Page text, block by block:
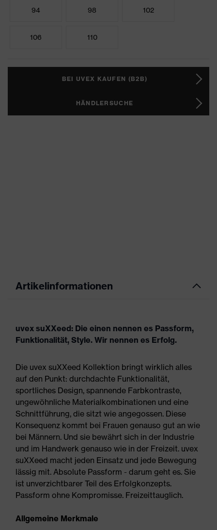
94 98 102
106 110
BEI UVEX KAUFEN (B2B)
HÄNDLERSUCHE
Artikelinformationen
uvex suXXeed: Die einen nennen es Passform,
Funktionalität, Style. Wir nennen es Erfolg.
Die uvex suXXeed Kollektion bringt wirklich alles
auf den Punkt: durchdachte Funktionalität,
sportliches Design, spannende Farbkontraste,
ungewöhnliche Materialkombinationen und eine
Schnittführung, die sitzt wie angegossen. Diese
Konsequenz kommt bei Frauen genauso gut an wie
bei Männern. Und sie bewährt sich in der Industrie
und im Handwerk genauso wie in der Freizeit. uvex
suXXeed macht jeden Einsatz und jede Bewegung
lässig mit. Absolute Passform - darum geht es. Sie
ist unverzichtbarer Teil des Erfolgkonzepts.
Passform ohne Kompromisse. Freizeittauglich.
Allgemeine Merkmale